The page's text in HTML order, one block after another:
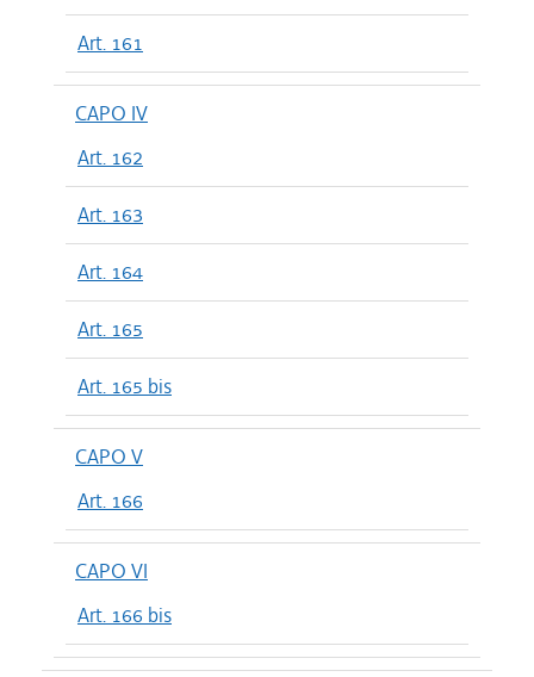
Art. 161
CAPO IV
Art. 162
Art. 163
Art. 164
Art. 165
Art. 165 bis
CAPO V
Art. 166
CAPO VI
Art. 166 bis